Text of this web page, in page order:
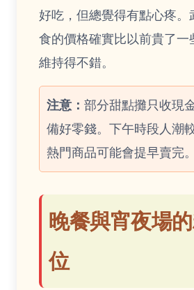
好吃，但總覺得有點心疼。
食的價格確實比以前貴了一
維持得不錯。
注意： 部分甜點攤只收現
備好零錢。下午時段人潮
熱門商品可能會提早賣完。
晚餐與宵夜場
位